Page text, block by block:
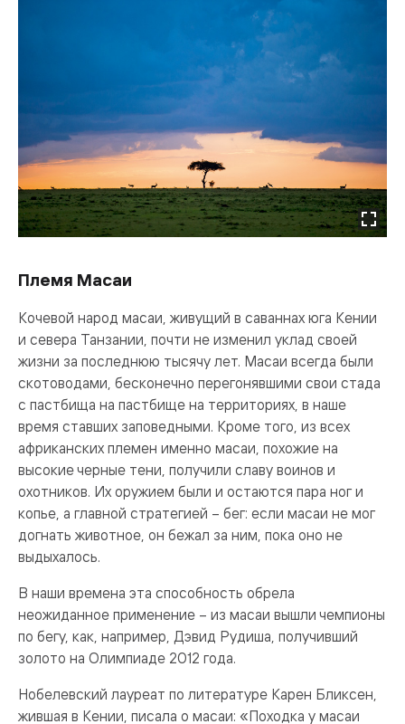
Племя Масаи
Кочевой народ масаи, живущий в саваннах юга Кении
и севера Танзании, почти не изменил уклад своей
жизни за последнюю тысячу лет. Масаи всегда были
скотоводами, бесконечно перегонявшими свои стада
с пастбища на пастбище на территориях, в наше
время ставших заповедными. Кроме того, из всех
африканских племен именно масаи, похожие на
высокие черные тени, получили славу воинов и
охотников. Их оружием были и остаются пара ног и
копье, а главной стратегией – бег: если масаи не мог
догнать животное, он бежал за ним, пока оно не
выдыхалось.
В наши времена эта способность обрела
неожиданное применение – из масаи вышли чемпионы
по бегу, как, например, Дэвид Рудиша, получивший
золото на Олимпиаде 2012 года.
Нобелевский лауреат по литературе Карен Бликсен,
жившая в Кении, писала о масаи: «Походка у масаи